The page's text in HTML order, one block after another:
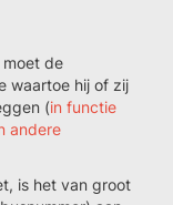
de
waartoe hij of zij
(in functie
andere
is het van groot